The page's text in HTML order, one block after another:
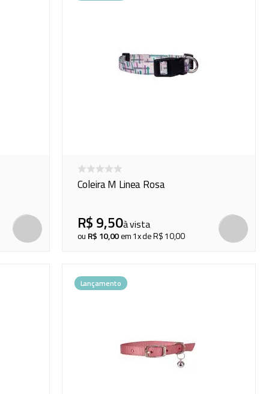
COMPRAR
Coleira M Linea Rosa
R$ 9,50à vista
ou R$ 10,00em1x deR$10,00
Lançamento